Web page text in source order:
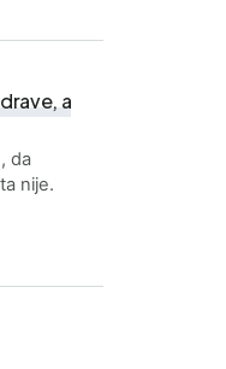
a
da
nije.